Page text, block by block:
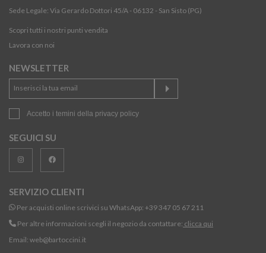
Sede Legale: Via Gerardo Dottori 45/A - 06132 - San Sisto (PG)
Scopri tutti i nostri punti vendita
Lavora con noi
NEWSLETTER
Accetto i temini della privacy policy
SEGUICI SU
SERVIZIO CLIENTI
Per acquisti online scrivici su WhatsApp: +39 347 05 67 211
Per altre informazioni scegli il negozio da contattare: clicca qui
Email: web@bartoccini.it